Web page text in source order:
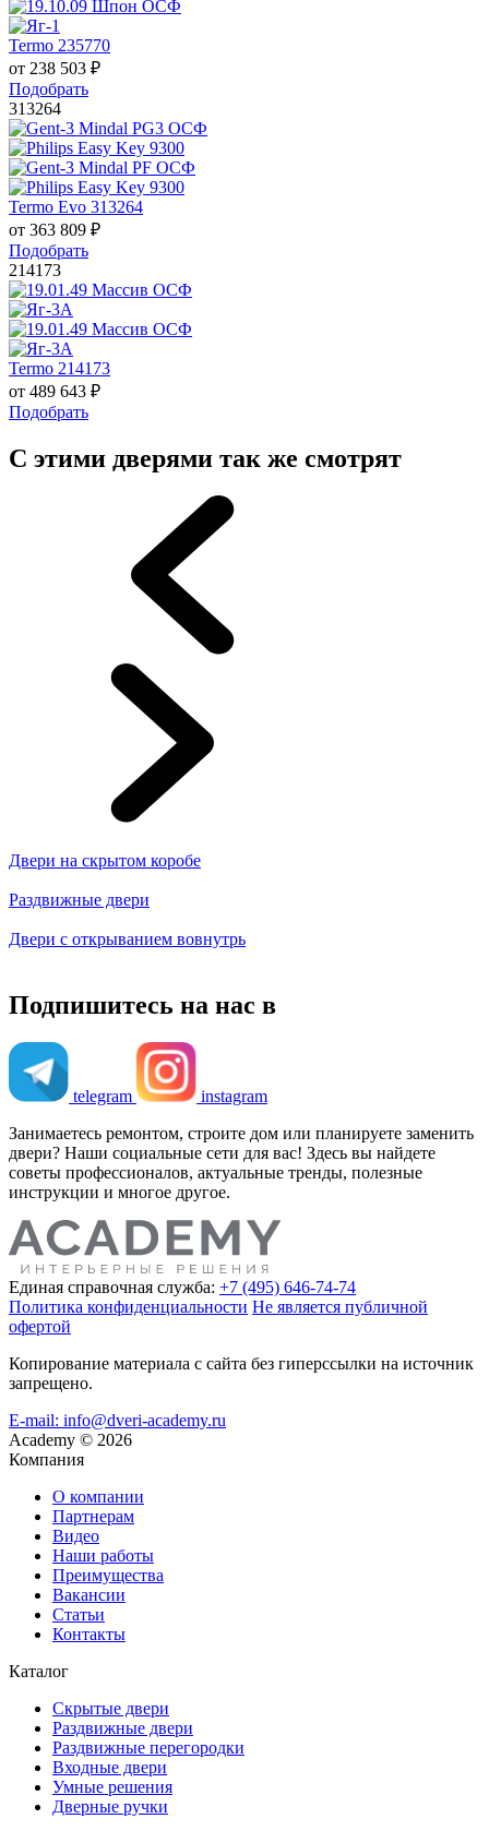
Termo 235770
от 238 503 ₽
Подобрать
313264
Termo Evo 313264
от 363 809 ₽
Подобрать
214173
Termo 214173
от 489 643 ₽
Подобрать
С этими дверями так же смотрят
Двери на скрытом коробе
Раздвижные двери
Двери с открыванием вовнутрь
Подпишитесь на нас в
telegram
instagram
Занимаетесь ремонтом, строите дом или планируете заменить
двери? Наши социальные сети для вас! Здесь вы найдете
советы профессионалов, актуальные тренды, полезные
инструкции и многое другое.
Единая справочная служба: +7 (495) 646-74-74
Политика конфиденциальности Не является публичной
офертой
Копирование материала с сайта без гиперссылки на источник
запрещено.
E-mail: info@dveri-academy.ru
Academy © 2026
Компания
О компании
Партнерам
Видео
Наши работы
Преимущества
Вакансии
Статьи
Контакты
Каталог
Скрытые двери
Раздвижные двери
Раздвижные перегородки
Входные двери
Умные решения
Дверные ручки